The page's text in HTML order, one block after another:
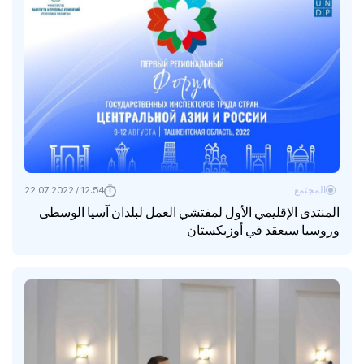
المنتدى الإقليمي الأول لمفتشي العمل لبلدان آسيا الوسطى
وروسيا سيعقد في أوزبكستان
المجتمع 12:54 / 22.07.2022